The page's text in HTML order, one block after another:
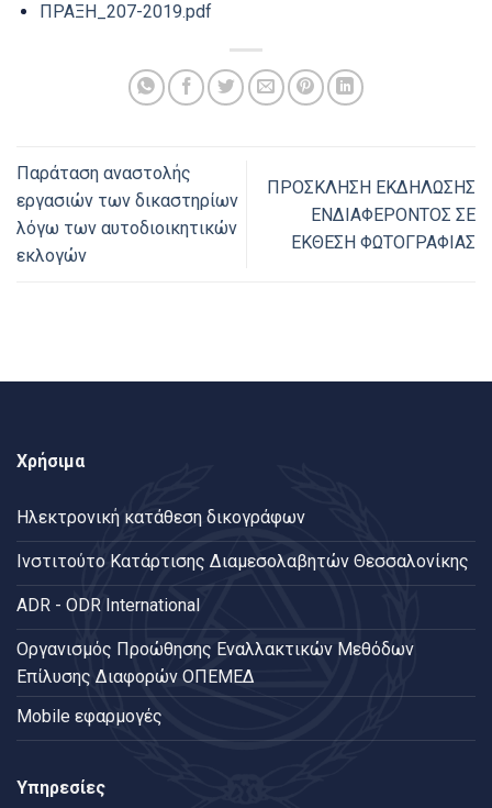
ΠΡΑΞΗ_207-2019.pdf
Παράταση αναστολής
εργασιών των δικαστηρίων
λόγω των αυτοδιοικητικών
εκλογών
ΠΡΟΣΚΛΗΣΗ ΕΚΔΗΛΩΣΗΣ
ΕΝΔΙΑΦΕΡΟΝΤΟΣ ΣΕ
ΕΚΘΕΣΗ ΦΩΤΟΓΡΑΦΙΑΣ
Χρήσιμα
Ηλεκτρονική κατάθεση δικογράφων
Ινστιτούτο Κατάρτισης Διαμεσολαβητών Θεσσαλονίκης
ADR - ODR International
Oργανισμός Προώθησης Εναλλακτικών Μεθόδων
Επίλυσης Διαφορών ΟΠΕΜΕΔ
Mobile εφαρμογές
Υπηρεσίες